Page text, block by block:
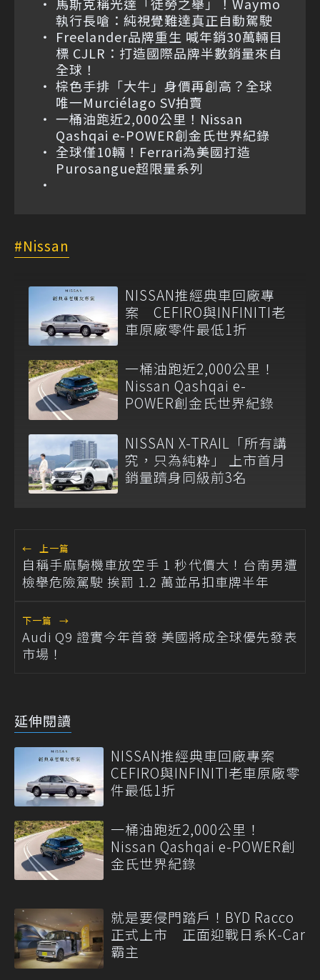
馬斯克稱光達「徒勞之舉」！Waymo
執行長嗆：純視覺難達真正自動駕駛
Freelander品牌重生 喊年銷30萬輛目
標 CJLR：打造國際品牌半數銷量來自
全球！
棕色手排「大牛」身價再創高？全球
唯一Murciélago SV拍賣
一桶油跑近2,000公里！Nissan
Qashqai e-POWER創金氏世界紀錄
全球僅10輛！Ferrari為美國打造
Purosangue超限量系列
Nissan
NISSAN推經典車回廠專
案 CEFIRO與INFINITI老
車原廠零件最低1折
一桶油跑近2,000公里！
Nissan Qashqai e-
POWER創金氏世界紀錄
NISSAN X-TRAIL「所有講
究，只為純粋」 上市首月
銷量躋身同級前3名
← 上一篇
自稱手麻騎機車放空手 1 秒代價大！台南男遭
檢舉危險駕駛 挨罰 1.2 萬並吊扣車牌半年
下一篇 →
Audi Q9 證實今年首發 美國將成全球優先發表
市場！
延伸閱讀
NISSAN推經典車回廠專案
CEFIRO與INFINITI老車原廠零
件最低1折
一桶油跑近2,000公里！
Nissan Qashqai e-POWER創
金氏世界紀錄
就是要侵門踏戶！BYD Racco
正式上市 正面迎戰日系K-Car
霸主